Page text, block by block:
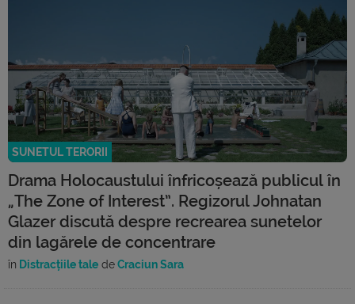
SUNETUL TERORII
Drama Holocaustului înfricoșează publicul în
„The Zone of Interest”. Regizorul Johnatan
Glazer discută despre recrearea sunetelor
din lagărele de concentrare
în Distracțiile tale deCraciun Sara